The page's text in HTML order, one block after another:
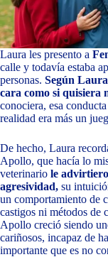
Laura les presento a
calle y todavía estaba
personas. Según
cara como si quisiera
conociera, esa
realidad era más un
De hecho, Laura
Apollo, que hacía lo
veterinario le
agresividad, su
un comportamiento de
castigos ni métodos de
Apollo creció siendo
cariñosos, incapaz de
importante que es no